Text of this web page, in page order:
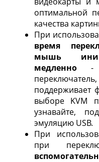
оптимальной
качества
При
время
мышь
медленно -
поддерживает
выборе KVM
узнавайте,
эмуляцию USB.
При
при